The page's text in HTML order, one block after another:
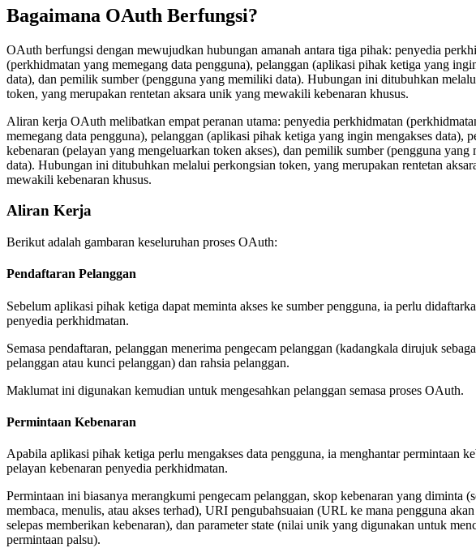
Bagaimana OAuth Berfungsi?
OAuth berfungsi dengan mewujudkan hubungan amanah antara tiga pihak: penyedia
(perkhidmatan yang memegang data pengguna), pelanggan (aplikasi pihak ketiga yang
data), dan pemilik sumber (pengguna yang memiliki data). Hubungan ini ditubuhkan
token, yang merupakan rentetan aksara unik yang mewakili kebenaran khusus.
Aliran kerja OAuth melibatkan empat peranan utama: penyedia perkhidmatan
memegang data pengguna), pelanggan (aplikasi pihak ketiga yang ingin mengakses data),
kebenaran (pelayan yang mengeluarkan token akses), dan pemilik sumber (pengguna yang
data). Hubungan ini ditubuhkan melalui perkongsian token, yang merupakan rentetan
mewakili kebenaran khusus.
Aliran Kerja
Berikut adalah gambaran keseluruhan proses OAuth:
Pendaftaran Pelanggan
Sebelum aplikasi pihak ketiga dapat meminta akses ke sumber pengguna, ia perlu
penyedia perkhidmatan.
Semasa pendaftaran, pelanggan menerima pengecam pelanggan (kadangkala dirujuk
pelanggan atau kunci pelanggan) dan rahsia pelanggan.
Maklumat ini digunakan kemudian untuk mengesahkan pelanggan semasa proses OAuth.
Permintaan Kebenaran
Apabila aplikasi pihak ketiga perlu mengakses data pengguna, ia menghantar permintaan
pelayan kebenaran penyedia perkhidmatan.
Permintaan ini biasanya merangkumi pengecam pelanggan, skop kebenaran yang diminta
membaca, menulis, atau akses terhad), URI pengubahsuaian (URL ke mana pengguna
selepas memberikan kebenaran), dan parameter state (nilai unik yang digunakan untuk
permintaan palsu).